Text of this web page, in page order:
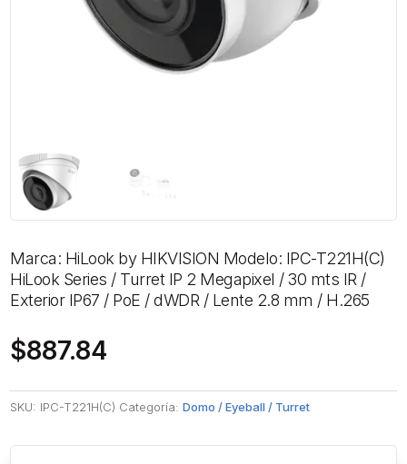
Marca: HiLook by HIKVISION Modelo: IPC-T221H(C)
HiLook Series / Turret IP 2 Megapixel / 30 mts IR /
Exterior IP67 / PoE / dWDR / Lente 2.8 mm / H.265
$887.84
SKU: IPC-T221H(C) Categoría:Domo / Eyeball / Turret